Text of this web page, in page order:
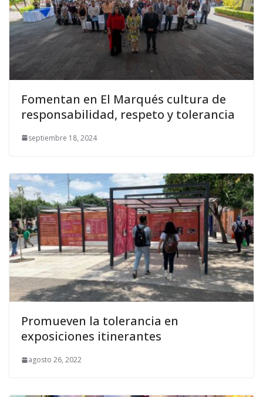
Fomentan en El Marqués cultura de
responsabilidad, respeto y tolerancia
septiembre 18, 2024
Promueven la tolerancia en
exposiciones itinerantes
agosto 26, 2022